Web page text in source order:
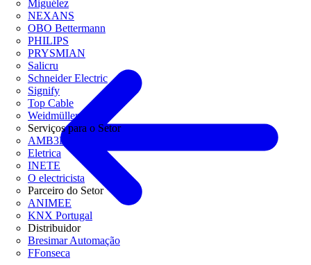
Miguélez
NEXANS
OBO Bettermann
PHILIPS
PRYSMIAN
Salicru
Schneider Electric
Signify
Top Cable
Weidmüller
Serviços para o Setor
AMB3E
Eletrica
INETE
O electricista
Parceiro do Setor
ANIMEE
KNX Portugal
Distribuidor
Bresimar Automação
FFonseca